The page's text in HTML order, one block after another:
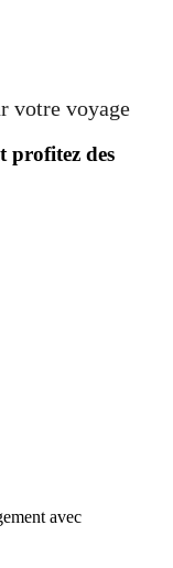
votre voyage
profitez des
avec